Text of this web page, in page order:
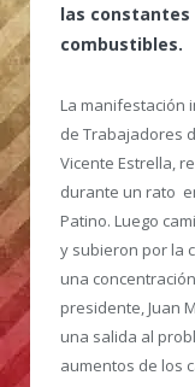
las constantes
combustibles.
La manifestación
de Trabajadores
Vicente Estrella,
durante un rato
Patino. Luego
y subieron por la
una
presidente, Juan
una salida al
aumentos de los